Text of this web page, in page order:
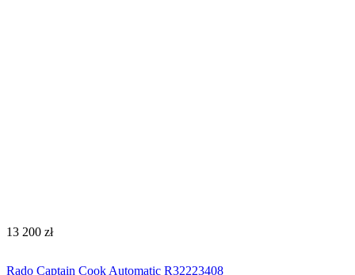
‍13 200‍ zł
Rado Captain Cook Automatic R32223408